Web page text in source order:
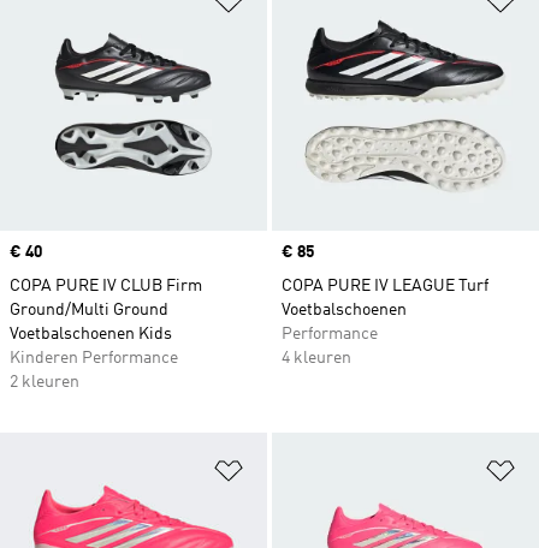
Price
€ 40
COPA PURE IV CLUB Firm
Ground/Multi Ground
Voetbalschoenen Kids
Kinderen Performance
2 kleuren
Price
€ 85
COPA PURE IV LEAGUE Turf
Voetbalschoenen
Performance
4 kleuren